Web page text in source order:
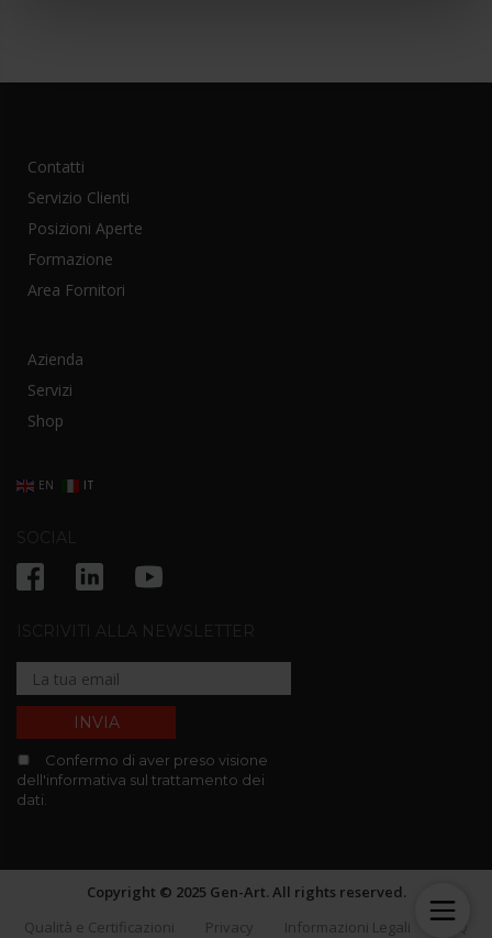
Contatti
Servizio Clienti
Posizioni Aperte
Formazione
Area Fornitori
Azienda
Servizi
Shop
EN IT
SOCIAL
ISCRIVITI ALLA NEWSLETTER
Confermo di aver preso visione
dell'informativa sul trattamento dei
dati.
Copyright © 2025 Gen-Art. All rights reserved.
Qualità e Certificazioni
Privacy Informazioni Legali FAQ